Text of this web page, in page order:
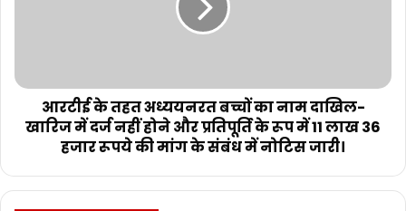
आरटीई के तहत अध्ययनरत बच्चों का नाम दाखिल-
खारिज में दर्ज नहीं होने और प्रतिपूर्ति के रूप में 11 लाख 36
हजार रूपये की मांग के संबंध में नोटिस जारी।